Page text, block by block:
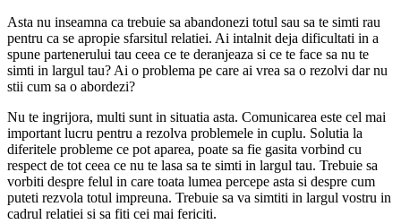
Asta nu inseamna ca trebuie sa abandonezi totul sau sa te simti rau
pentru ca se apropie sfarsitul relatiei. Ai intalnit deja dificultati in a
spune partenerului tau ceea ce te deranjeaza si ce te face sa nu te
simti in largul tau? Ai o problema pe care ai vrea sa o rezolvi dar nu
stii cum sa o abordezi?
Nu te ingrijora, multi sunt in situatia asta. Comunicarea este cel mai
important lucru pentru a rezolva problemele in cuplu. Solutia la
diferitele probleme ce pot aparea, poate sa fie gasita vorbind cu
respect de tot ceea ce nu te lasa sa te simti in largul tau. Trebuie sa
vorbiti despre felul in care toata lumea percepe asta si despre cum
puteti rezvola totul impreuna. Trebuie sa va simtiti in largul vostru in
cadrul relatiei si sa fiti cei mai fericiti.